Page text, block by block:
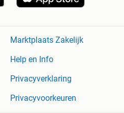
Marktplaats Zakelijk
Help en Info
Privacyverklaring
Privacyvoorkeuren